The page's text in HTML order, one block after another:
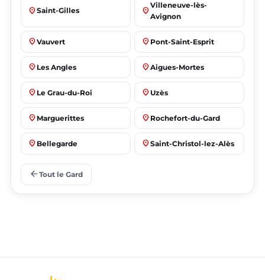
place Saint-Gilles place
Villeneuve-lès-
Avignon
place Vauvert place Pont-Saint-Esprit
place Les Angles place Aigues-Mortes
place Le Grau-du-Roi place Uzès
place Marguerittes place Rochefort-du-Gard
place Bellegarde place Saint-Christol-lez-Alès
place
arrow_back Tout le Gard